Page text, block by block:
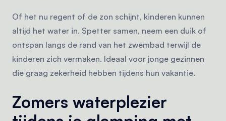
Of het nu regent of de zon schijnt, kinderen kunnen
altijd het water in. Spetter samen, neem een duik of
ontspan langs de rand van het zwembad terwijl de
kinderen zich vermaken. Ideaal voor jonge gezinnen
die graag zekerheid hebben tijdens hun vakantie.
Zomers waterplezier